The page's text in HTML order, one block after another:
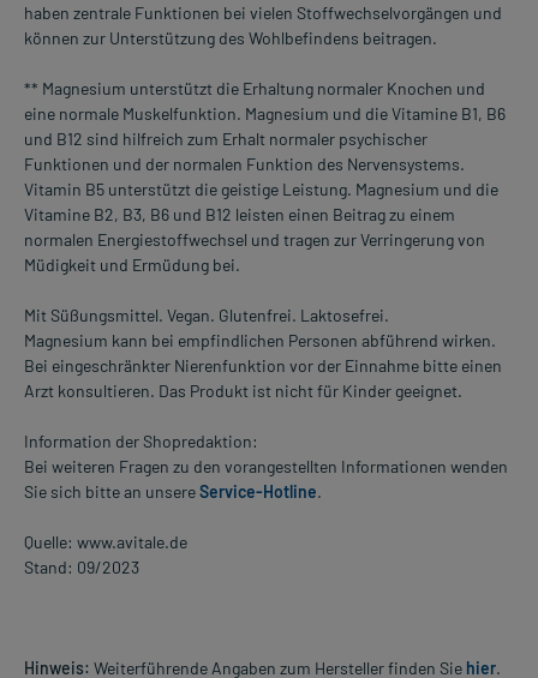
haben zentrale Funktionen bei vielen Stoffwechselvorgängen und
können zur Unterstützung des Wohlbe­findens beitragen.
** Magnesium unterstützt die Erhaltung normaler Knochen und
eine normale Muskelfunktion. Magnesium und die Vitamine B1, B6
und B12 sind hilfreich zum Erhalt normaler psychischer
Funktionen und der normalen Funktion des Nervensystems.
Vitamin B5 unterstützt die geistige Leistung. Magnesium und die
Vitamine B2, B3, B6 und B12 leisten einen Beitrag zu einem
normalen Energiestoffwechsel und tragen zur Verringerung von
Müdigkeit und Ermüdung bei.
Mit Süßungsmittel. Vegan. Glutenfrei. Laktosefrei.
Magnesium kann bei empfindlichen Personen abführend wirken.
Bei eingeschränkter Nierenfunktion vor der Einnahme bitte einen
Arzt konsultieren. Das Produkt ist nicht für Kinder geeignet.
Information der Shopredaktion:
Bei weiteren Fragen zu den vorangestellten Informationen wenden
Sie sich bitte an unsereService-Hotline.
Quelle: www.avitale.de
Stand: 09/2023
Hinweis: Weiterführende Angaben zum Hersteller finden Sie hier.